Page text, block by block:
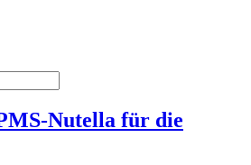
Nutella für die